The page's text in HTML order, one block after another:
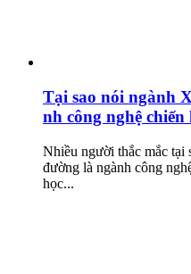
Tại sao nói ngành
nh công nghệ
Nhiều người thắc mắc tại
đường là ngành công
học...